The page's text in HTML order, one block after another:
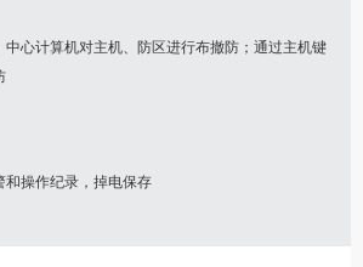
心计算机对主机、防区进行布撤防；通过主机键
和操作纪录，掉电保存